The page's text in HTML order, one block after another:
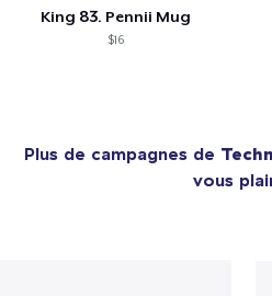
King 83. Pennii Mug
$16
Plus de campagnes de
vous